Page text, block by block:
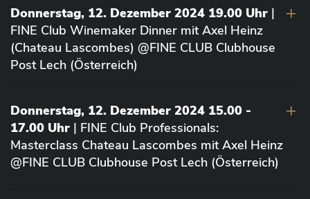
Donnerstag, 12. Dezember 2024 19.00 Uhr |
FINE Club Winemaker Dinner mit Axel Heinz
(Chateau Lascombes) @FINE CLUB Clubhouse
Post Lech (Österreich)
Donnerstag, 12. Dezember 2024 15.00 -
17.00 Uhr | FINE Club Professionals:
Masterclass Chateau Lascombes mit Axel Heinz
@FINE CLUB Clubhouse Post Lech (Österreich)